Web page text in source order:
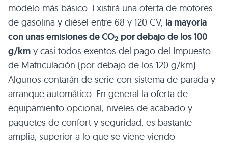
modelo más básico. Existirá una oferta de motores
de gasolina y diésel entre 68 y 120 CV, la mayoría
con unas emisiones de CO2 por debajo de los 100
g/km y casi todos exentos del pago del Impuesto
de Matriculación (por debajo de los 120 g/km).
Algunos contarán de serie con sistema de parada y
arranque automático. En general la oferta de
equipamiento opcional, niveles de acabado y
paquetes de confort y seguridad, es bastante
amplia, superior a lo que se viene viendo